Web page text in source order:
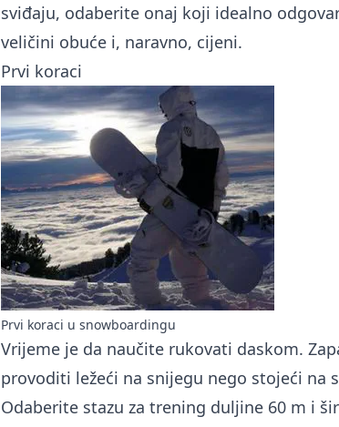
sviđaju, odaberite onaj koji idealno
veličini obuće i, naravno, cijeni.
Prvi koraci
Prvi koraci u snowboardingu
Vrijeme je da naučite rukovati daskom.
provoditi ležeći na snijegu nego stojeći na
Odaberite stazu za trening duljine 60 m i